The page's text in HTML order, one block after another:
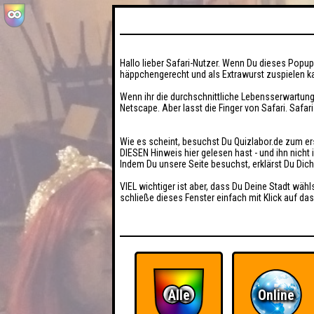
Hallo lieber Safari-Nutzer. Wenn Du dieses
häppchengerecht und als Extrawurst zuspielen
Wenn ihr die durchschnittliche
Netscape. Aber lasst die Finger von Safari.
Wie es scheint, besuchst Du Quizlabor.de zum
DIESEN Hinweis hier gelesen hast - und ihn
Indem Du unsere Seite besuchst, erklärst Du
VIEL wichtiger ist aber, dass Du Deine Stadt
schließe dieses Fenster einfach mit Klick auf
Alle Online